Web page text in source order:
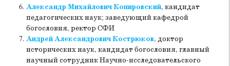
Александр Михайлович Копировский, кандидат
педагогических наук; заведующий кафедрой
богословия, ректор СФИ
Андрей Александрович Кострюков, доктор
исторических наук, кандидат богословия, главный
научный сотрудник Научно-исследовательского